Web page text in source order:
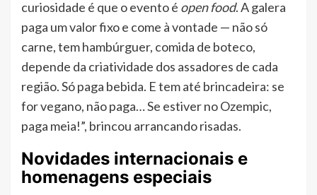
curiosidade é que o evento é open food. A galera
paga um valor fixo e come à vontade — não só
carne, tem hambúrguer, comida de boteco,
depende da criatividade dos assadores de cada
região. Só paga bebida. E tem até brincadeira: se
for vegano, não paga… Se estiver no Ozempic,
paga meia!”, brincou arrancando risadas.
Novidades internacionais e
homenagens especiais